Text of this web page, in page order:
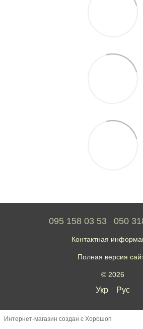
095 158 03 53 050
Контактная
Полная версия
© 2026
Укр Рус
Интернет-магазин создан с Хорошоп